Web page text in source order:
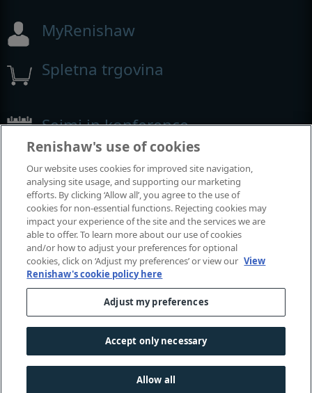
MyRenishaw
Spletna trgovina
Sejmi in konference
© 2001–2026 Renishaw plc. Vse pravice pridržane.
Stik z nami|Pravne zadeve in skladnost poslovanja|
Dostopnost
Spolno občutljiva raba
Renishaw's use of cookies
Our website uses cookies for improved site navigation,
analysing site usage, and supporting our marketing
efforts. By clicking ‘Allow all’, you agree to the use of
cookies for non-essential functions. Rejecting cookies may
impact your experience of the site and the services we are
able to offer. To learn more about our use of cookies
and/or how to adjust your preferences for optional
cookies, click on ‘Adjust my preferences’ or view our View
Renishaw's cookie policy here
Adjust my preferences
Accept only necessary
Allow all